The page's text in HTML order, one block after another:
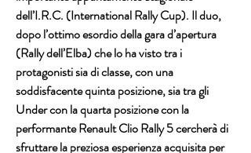
dell’I.R.C. (International Rally Cup). Il duo,
dopo l’ottimo esordio della gara d’apertura
(Rally dell’Elba) che lo ha visto tra i
protagonisti sia di classe, con una
soddisfacente quinta posizione, sia tra gli
Under con la quarta posizione con la
performante Renault Clio Rally 5 cercherà di
sfruttare la preziosa esperienza acquisita per